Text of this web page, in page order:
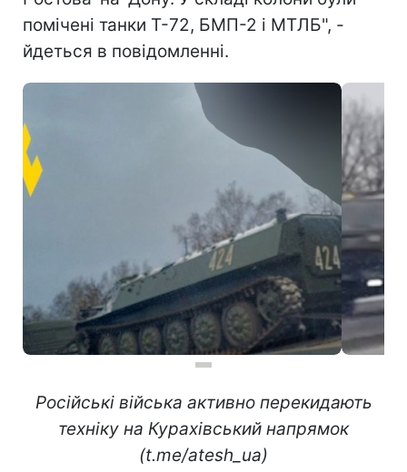
помічені танки Т-72, БМП-2 і МТЛБ", -
йдеться в повідомленні.
Російські війська активно перекидають
техніку на Курахівський напрямок
(t.me/atesh_ua)